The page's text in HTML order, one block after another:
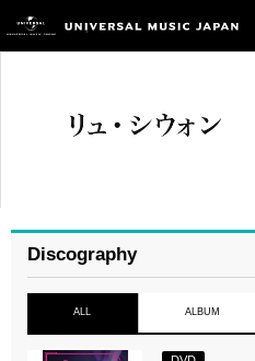
Discography
ALL ALBUM